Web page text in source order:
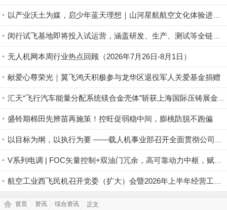
无人机网本周行业热点回顾（2026年7月26日-8月1日）
献爱心尊荣光｜翼飞鸿天积极参与龙华区退役军人关爱基金捐赠
盛铃期棉田先辨苗再施策！控旺促弱稳中间，膨桃防脱不跑偏
首页 资讯 综合资讯 正文